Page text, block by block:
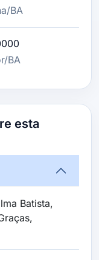
BA
BA
esta
Batista,